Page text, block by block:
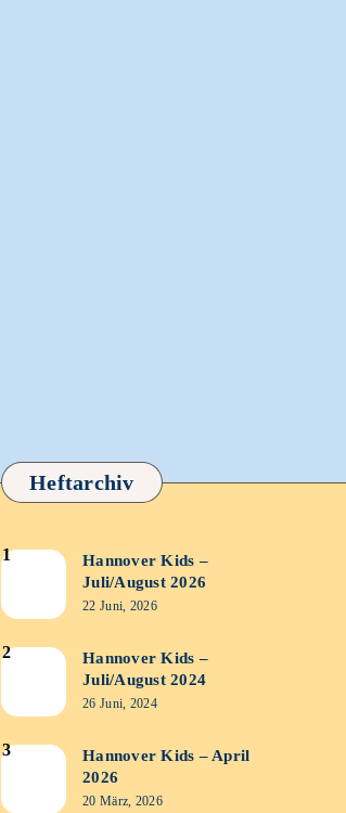
Heftarchiv
Hannover
Juli/August
1
Hannover Kids –
Juli/August 2026
22 Juni, 2026
Hannover
Juli/August
2
Hannover Kids –
Juli/August 2024
26 Juni, 2024
Hannover
3
Hannover Kids – April
2026
20 März, 2026